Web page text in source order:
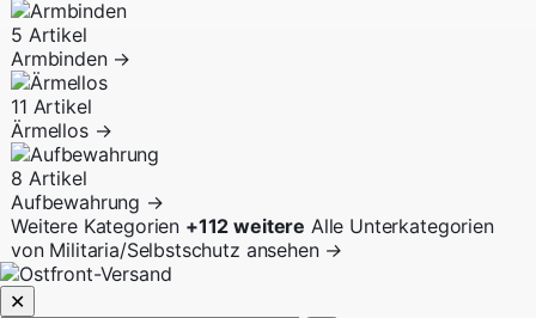
5 Artikel
Armbinden →
11 Artikel
Ärmellos →
8 Artikel
Aufbewahrung →
Weitere Kategorien +112 weitere Alle Unterkategorien
von Militaria/Selbstschutz ansehen →
✕